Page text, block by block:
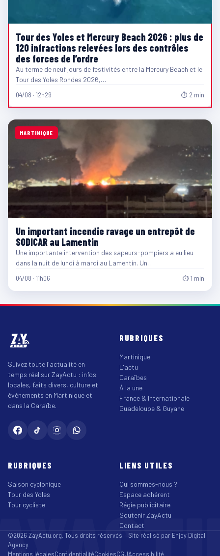
Tour des Yoles et Mercury Beach 2026 : plus de
120 infractions relevées lors des contrôles
des forces de l’ordre
Au terme de neuf jours de festivités entre la Mercury Beach et le
Tour des Yoles Rondes 2026,…
04/08 · 12h29 ⏱ 2 min
MARTINIQUE
Un important incendie ravage un entrepôt de
SODICAR au Lamentin
Une importante intervention des sapeurs-pompiers a eu lieu
dans la nuit de lundi à mardi au Lamentin. Un…
04/08 · 11h06 ⏱ 1 min
Suivez toute l'actualité en
temps réel sur ZayActu : infos
locales, faits divers, culture et
événements en Martinique et
dans la Caraïbe.
RUBRIQUES
Martinique
L'actu
Caraïbes
À la une
France & Internationale
Guadeloupe & Guyane
RUBRIQUES
Saison cyclonique
Tour des Yoles
Tour cycliste
LIENS UTILES
Qui sommes-nous ?
Espace adhérent
Régie publicitaire
Soutenir ZayActu
Contact
©2026 ZayActu.org. Tous droits réservés. · Site réalisé par Enjoy Digital
Agency
Mentions légalesConfidentialitéCookiesCGUAccessibilité